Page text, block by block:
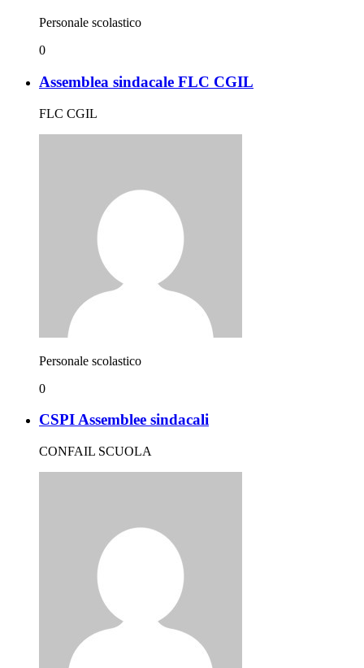
Personale scolastico
0
Assemblea sindacale FLC CGIL
FLC CGIL
Personale scolastico
0
CSPI Assemblee sindacali
CONFAIL SCUOLA